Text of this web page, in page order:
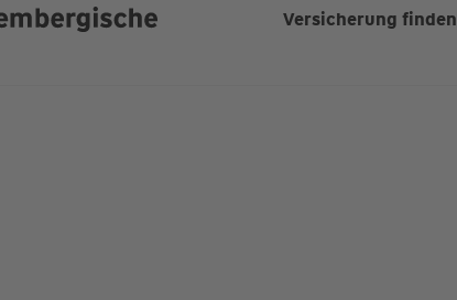
Versicherung finden